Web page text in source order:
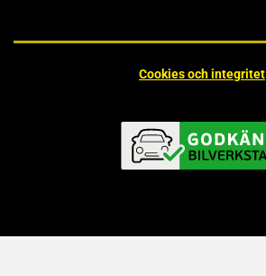
Cookies och integritet